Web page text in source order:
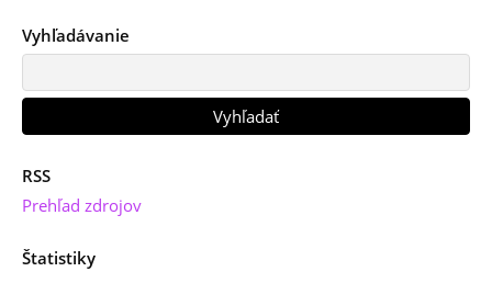
Vyhľadávanie
RSS
Prehľad zdrojov
Štatistiky